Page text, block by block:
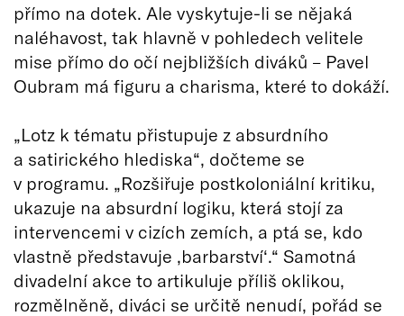
přímo na dotek. Ale vyskytuje-li se nějaká
naléhavost, tak hlavně v pohledech velitele
mise přímo do očí nejbližších diváků – Pavel
Oubram má figuru a charisma, které to dokáží.
„Lotz k tématu přistupuje z absurdního
a satirického hlediska“, dočteme se
v programu. „Rozšiřuje postkoloniální kritiku,
ukazuje na absurdní logiku, která stojí za
intervencemi v cizích zemích, a ptá se, kdo
vlastně představuje ‚barbarství‘.“ Samotná
divadelní akce to artikuluje příliš oklikou,
rozmělněně, diváci se určitě nenudí, pořád se